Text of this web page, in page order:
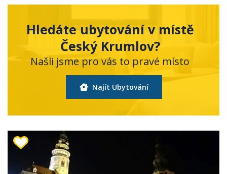
Hledáte ubytování v místě
Český Krumlov?
Našli jsme pro vás to pravé místo
Najít Ubytování